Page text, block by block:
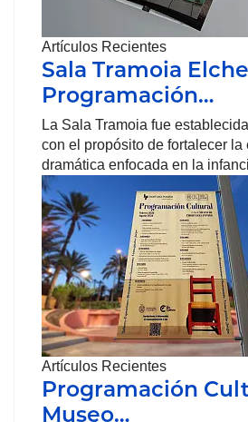
Artículos Recientes
Sala Tramoia
Programación…
La Sala Tramoia fue
con el propósito de fortalecer la
dramática enfocada en la
Artículos Recientes
Programación
Museo…